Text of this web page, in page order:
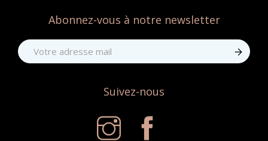
Abonnez-vous à notre newsletter
Suivez-nous